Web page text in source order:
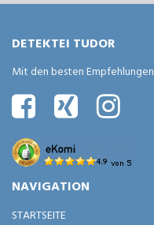
DETEKTEI TUDOR
Mit den besten Empfehlungen
NAVIGATION
STARTSEITE